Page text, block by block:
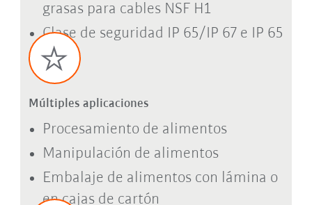
grasas para cables NSF H1
Clase de seguridad IP 65/IP 67 e IP 65
Múltiples aplicaciones
Procesamiento de alimentos
Manipulación de alimentos
Embalaje de alimentos con lámina o
en cajas de cartón